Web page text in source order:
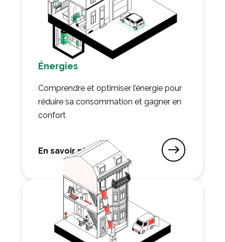
Énergies
Comprendre et optimiser l’énergie pour
réduire sa consommation et gagner en
confort
En savoir plus
sur Énergies